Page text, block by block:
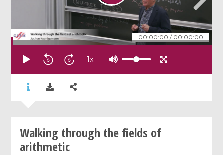
00:00:00 / 00:00:00
1x
Walking through the fields of
arithmetic